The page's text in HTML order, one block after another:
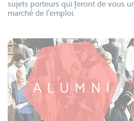
sujets porteurs qui feront de vous
marché de l’emploi.